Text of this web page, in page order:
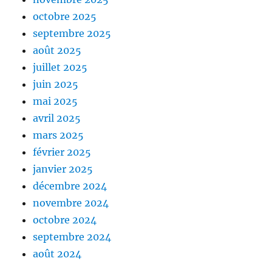
octobre 2025
septembre 2025
août 2025
juillet 2025
juin 2025
mai 2025
avril 2025
mars 2025
février 2025
janvier 2025
décembre 2024
novembre 2024
octobre 2024
septembre 2024
août 2024